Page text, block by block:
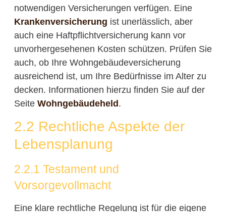
notwendigen Versicherungen verfügen. Eine
Krankenversicherung ist unerlässlich, aber
auch eine Haftpflichtversicherung kann vor
unvorhergesehenen Kosten schützen. Prüfen Sie
auch, ob Ihre Wohngebäudeversicherung
ausreichend ist, um Ihre Bedürfnisse im Alter zu
decken. Informationen hierzu finden Sie auf der
Seite Wohngebäudeheld.
2.2 Rechtliche Aspekte der
Lebensplanung
2.2.1 Testament und
Vorsorgevollmacht
Eine klare rechtliche Regelung ist für die eigene